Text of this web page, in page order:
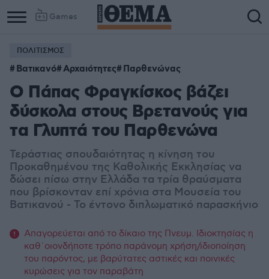
Games
ΠΟΛΙΤΙΣΜΟΣ
Βατικανό Αρχαιότητες Παρθενώνας
Ο Πάπας Φραγκίσκος βάζει
δύσκολα στους Βρετανούς για
τα Γλυπτά του Παρθενώνα
Τεράστιας σπουδαιότητας η κίνηση του
Προκαθημένου της Καθολικής Εκκλησίας να
δώσει πίσω στην Ελλάδα τα τρία θραύσματα
που βρίσκονταν επί χρόνια στα Μουσεία του
Βατικανού - Το έντονο διπλωματικό παρασκήνιο
Απαγορεύεται από το δίκαιο της Πνευμ. Ιδιοκτησίας η
καθ΄οιονδήποτε τρόπο παράνομη χρήση/ιδιοποίηση
του παρόντος, με βαρύτατες αστικές και ποινικές
κυρώσεις για τον παραβάτη